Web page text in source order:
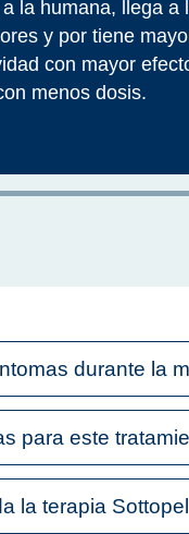
la humana, llega a
y por tiene
con mayor
menos dosis.
durante la
para este
la terapia